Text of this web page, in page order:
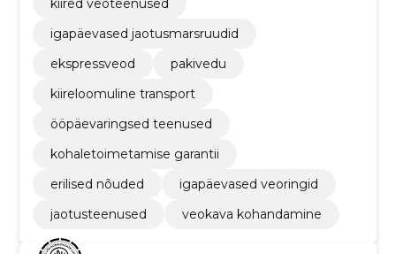
kiired veoteenused
igapäevased jaotusmarsruudid
ekspressveod
pakivedu
kiireloomuline transport
ööpäevaringsed teenused
kohaletoimetamise garantii
erilised nõuded
igapäevased veoringid
jaotusteenused
veokava kohandamine